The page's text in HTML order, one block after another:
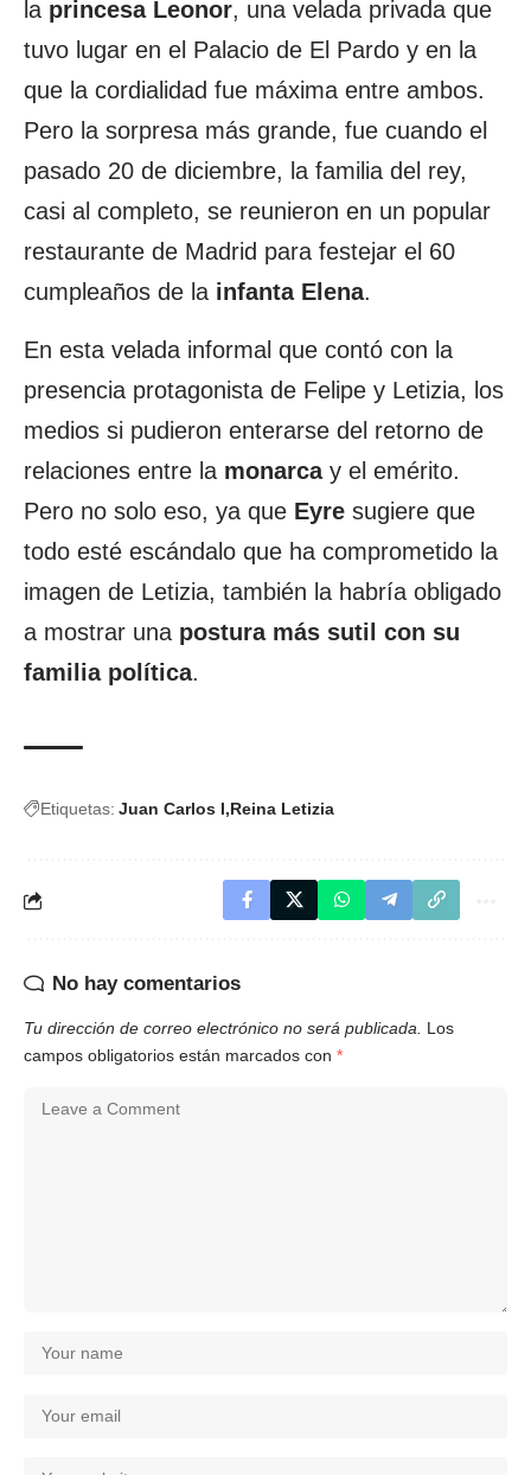
la princesa Leonor, una velada privada que
tuvo lugar en el Palacio de El Pardo y en la
que la cordialidad fue máxima entre ambos.
Pero la sorpresa más grande, fue cuando el
pasado 20 de diciembre, la familia del rey,
casi al completo, se reunieron en un popular
restaurante de Madrid para festejar el 60
cumpleaños de la infanta Elena.
En esta velada informal que contó con la
presencia protagonista de Felipe y Letizia, los
medios si pudieron enterarse del retorno de
relaciones entre la monarcay el emérito.
Pero no solo eso, ya que Eyre sugiere que
todo esté escándalo que ha comprometido la
imagen de Letizia, también la habría obligado
a mostrar una postura más sutil con su
familia política.
Etiquetas: Juan Carlos I Reina Letizia
No hay comentarios
Tu dirección de correo electrónico no será publicada.
Los
campos obligatorios están marcados con *